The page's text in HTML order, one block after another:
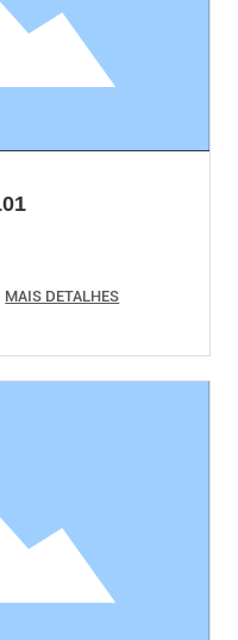
MAIS DETALHES